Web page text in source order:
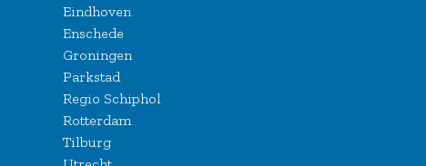
Eindhoven
Enschede
Groningen
Parkstad
Regio Schiphol
Rotterdam
Tilburg